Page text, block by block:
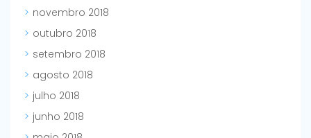
novembro 2018
outubro 2018
setembro 2018
agosto 2018
julho 2018
junho 2018